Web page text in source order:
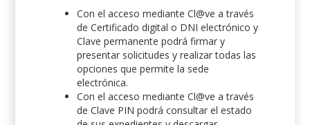
Con el acceso mediante Cl@ve a través
de Certificado digital o DNI electrónico y
Clave permanente podrá firmar y
presentar solicitudes y realizar todas las
opciones que permite la sede
electrónica.
Con el acceso mediante Cl@ve a través
de Clave PIN podrá consultar el estado